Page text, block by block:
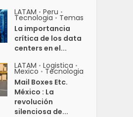
LATAM • Peru •
Tecnologia • Temas
La importancia
crítica de los data
centers en el...
LATAM • Logistica •
Mexico • Tecnologia
Mail Boxes Etc.
México : La
revolución
silenciosa de...